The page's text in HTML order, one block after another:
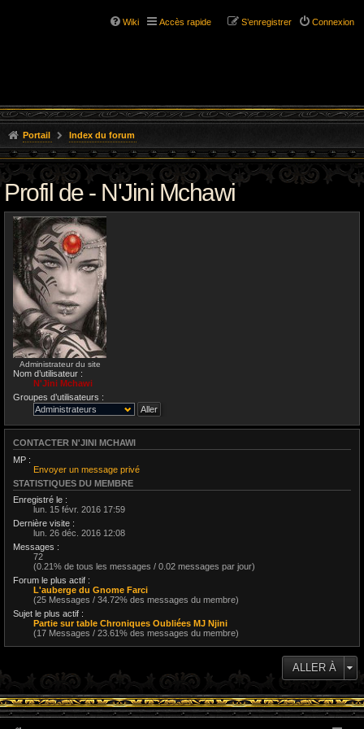
Wiki Accès rapide Connexion
S’enregistrer
Portail Index du forum
Profil de - N'Jini Mchawi
Administrateur du site
Nom d’utilisateur :
N'Jini Mchawi
Groupes d’utilisateurs :
CONTACTER N'JINI MCHAWI
MP :
Envoyer un message privé
STATISTIQUES DU MEMBRE
Enregistré le :
lun. 15 févr. 2016 17:59
Dernière visite :
lun. 26 déc. 2016 12:08
Messages :
72
(0.21% de tous les messages / 0.02 messages par jour)
Forum le plus actif :
L'auberge du Gnome Farci
(25 Messages / 34.72% des messages du membre)
Sujet le plus actif :
Partie sur table Chroniques Oubliées MJ Njini
(17 Messages / 23.61% des messages du membre)
ALLER À